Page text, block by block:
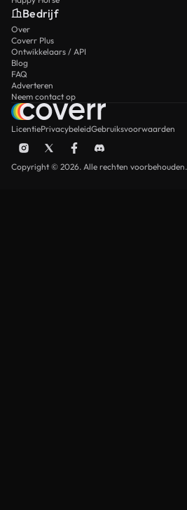
Bedrijf
Over
Coverr Plus
Ontwikkelaars / API
Blog
FAQ
Adverteren
Neem contact op
LicentiePrivacybeleidGebruiksvoorwaarden
Copyright © 2026. Alle rechten voorbehouden.